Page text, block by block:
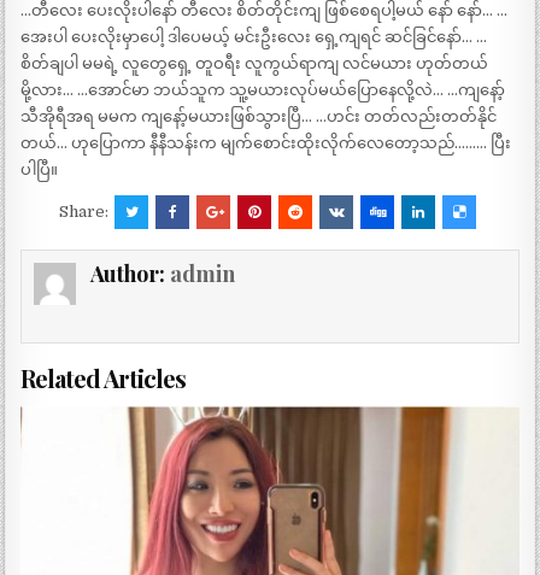
…တီလေး ပေးလိုးပါနော် တီလေး စိတ်တိုင်းကျ ဖြစ်စေရပါ့မယ် နော် နော်… …
အေးပါ ပေးလိုးမှာပေါ့ ဒါပေမယ့် မင်းဦးလေး ရှေ့ကျရင် ဆင်ခြင်နော်… …
စိတ်ချပါ မမရဲ့ လူတွေရှေ့ တူဝရီး လူကွယ်ရာကျ လင်မယား ဟုတ်တယ်
မို့လား… …အောင်မာ ဘယ်သူက သူ့မယားလုပ်မယ်ပြောနေလို့လဲ… …ကျနော့်
သီအိုရီအရ မမက ကျနော့်မယားဖြစ်သွားပြီ… …ဟင်း တတ်လည်းတတ်နိုင်
တယ်… ဟုပြောကာ နီနီသန်းက မျက်စောင်းထိုးလိုက်လေတော့သည်……… ပြီး
ပါပြီ။
Share:
Author: admin
Related Articles